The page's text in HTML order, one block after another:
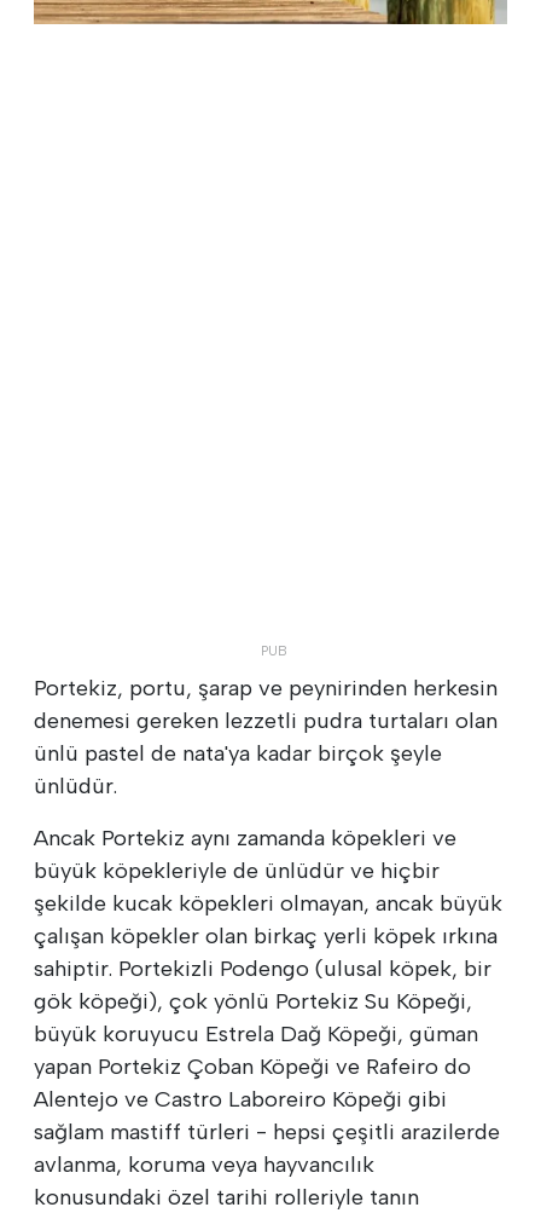
Portekiz, portu, şarap ve peynirinden herkesin
denemesi gereken lezzetli pudra turtaları olan
ünlü pastel de nata'ya kadar birçok şeyle
ünlüdür.
Ancak Portekiz aynı zamanda köpekleri ve
büyük köpekleriyle de ünlüdür ve hiçbir
şekilde kucak köpekleri olmayan, ancak büyük
çalışan köpekler olan birkaç yerli köpek ırkına
sahiptir. Portekizli Podengo (ulusal köpek, bir
gök köpeği), çok yönlü Portekiz Su Köpeği,
büyük koruyucu Estrela Dağ Köpeği, güman
yapan Portekiz Çoban Köpeği ve Rafeiro do
Alentejo ve Castro Laboreiro Köpeği gibi
sağlam mastiff türleri - hepsi çeşitli arazilerde
avlanma, koruma veya hayvancılık
konusundaki özel tarihi rolleriyle tanın